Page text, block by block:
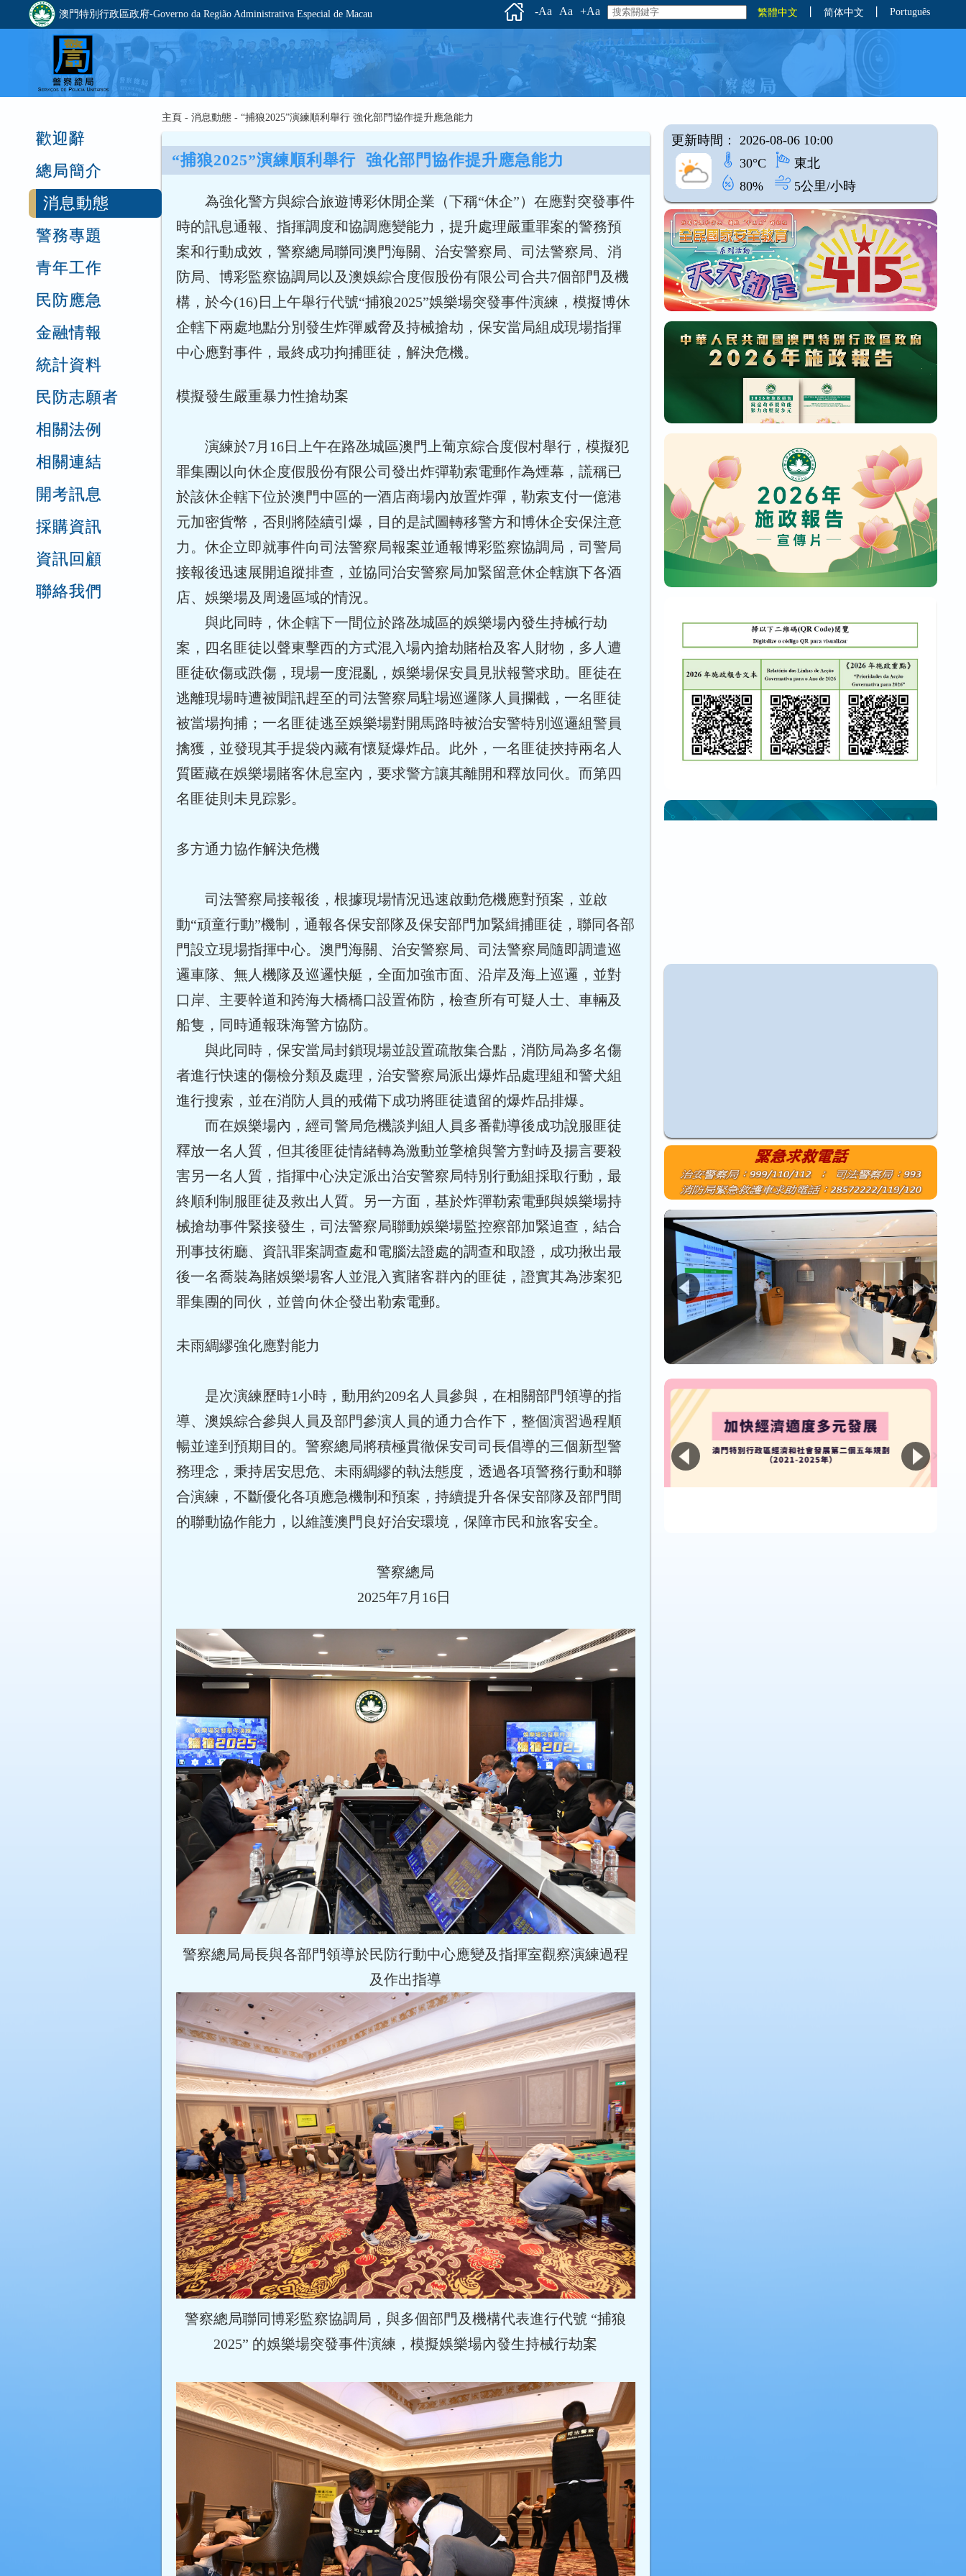
澳門特別行政區政府-Governo da Região Administrativa Especial de Macau -Aa Aa +Aa 繁體中文 简体中文 Português
歡迎辭
總局簡介
消息動態
警務專題
青年工作
民防應急
金融情報
統計資料
民防志願者
相關法例
相關連結
開考訊息
採購資訊
資訊回顧
聯絡我們
主頁 - 消息動態 - “捕狼2025”演練順利舉行 強化部門協作提升應急能力
“捕狼2025”演練順利舉行  強化部門協作提升應急能力
為強化警方與綜合旅遊博彩休閒企業（下稱“休企”）在應對突發事件
時的訊息通報、指揮調度和協調應變能力，提升處理嚴重罪案的警務預
案和行動成效，警察總局聯同澳門海關、治安警察局、司法警察局、消
防局、博彩監察協調局以及澳娛綜合度假股份有限公司合共7個部門及機
構，於今(16)日上午舉行代號“捕狼2025”娛樂場突發事件演練，模擬博休
企轄下兩處地點分別發生炸彈威脅及持械搶劫，保安當局組成現場指揮
中心應對事件，最終成功拘捕匪徒，解決危機。
模擬發生嚴重暴力性搶劫案
演練於7月16日上午在路氹城區澳門上葡京綜合度假村舉行，模擬犯
罪集團以向休企度假股份有限公司發出炸彈勒索電郵作為煙幕，謊稱已
於該休企轄下位於澳門中區的一酒店商場內放置炸彈，勒索支付一億港
元加密貨幣，否則將陸續引爆，目的是試圖轉移警方和博休企安保注意
力。休企立即就事件向司法警察局報案並通報博彩監察協調局，司警局
接報後迅速展開追蹤排查，並協同治安警察局加緊留意休企轄旗下各酒
店、娛樂場及周邊區域的情況。
與此同時，休企轄下一間位於路氹城區的娛樂場內發生持械行劫
案，四名匪徒以聲東擊西的方式混入場內搶劫賭枱及客人財物，多人遭
匪徒砍傷或跌傷，現場一度混亂，娛樂場保安員見狀報警求助。匪徒在
逃離現場時遭被聞訊趕至的司法警察局駐場巡邏隊人員攔截，一名匪徒
被當場拘捕；一名匪徒逃至娛樂場對開馬路時被治安警特別巡邏組警員
擒獲，並發現其手提袋內藏有懷疑爆炸品。此外，一名匪徒挾持兩名人
質匿藏在娛樂場賭客休息室內，要求警方讓其離開和釋放同伙。而第四
名匪徒則未見踪影。
多方通力協作解決危機
司法警察局接報後，根據現場情況迅速啟動危機應對預案，並啟
動“頑童行動”機制，通報各保安部隊及保安部門加緊緝捕匪徒，聯同各部
門設立現場指揮中心。澳門海關、治安警察局、司法警察局隨即調遣巡
邏車隊、無人機隊及巡邏快艇，全面加強市面、沿岸及海上巡邏，並對
口岸、主要幹道和跨海大橋橋口設置佈防，檢查所有可疑人士、車輛及
船隻，同時通報珠海警方協防。
與此同時，保安當局封鎖現場並設置疏散集合點，消防局為多名傷
者進行快速的傷檢分類及處理，治安警察局派出爆炸品處理組和警犬組
進行搜索，並在消防人員的戒備下成功將匪徒遺留的爆炸品排爆。
而在娛樂場內，經司警局危機談判組人員多番勸導後成功說服匪徒
釋放一名人質，但其後匪徒情緒轉為激動並擎槍與警方對峙及揚言要殺
害另一名人質，指揮中心決定派出治安警察局特別行動組採取行動，最
終順利制服匪徒及救出人質。另一方面，基於炸彈勒索電郵與娛樂場持
械搶劫事件緊接發生，司法警察局聯動娛樂場監控察部加緊追查，結合
刑事技術廳、資訊罪案調查處和電腦法證處的調查和取證，成功揪出最
後一名喬裝為賭娛樂場客人並混入賓賭客群內的匪徒，證實其為涉案犯
罪集團的同伙，並曾向休企發出勒索電郵。
未雨綢繆強化應對能力
是次演練歷時1小時，動用約209名人員參與，在相關部門領導的指
導、澳娛綜合參與人員及部門參演人員的通力合作下，整個演習過程順
暢並達到預期目的。警察總局將積極貫徹保安司司長倡導的三個新型警
務理念，秉持居安思危、未雨綢繆的執法態度，透過各項警務行動和聯
合演練，不斷優化各項應急機制和預案，持續提升各保安部隊及部門間
的聯動協作能力，以維護澳門良好治安環境，保障市民和旅客安全。
警察總局
2025年7月16日
警察總局局長與各部門領導於民防行動中心應變及指揮室觀察演練過程
及作出指導
警察總局聯同博彩監察協調局，與多個部門及機構代表進行代號 “捕狼
2025” 的娛樂場突發事件演練，模擬娛樂場內發生持械行劫案
更新時間： 2026-08-06 10:00
30°C
東北
80%
5公里/小時
1 2 3 4